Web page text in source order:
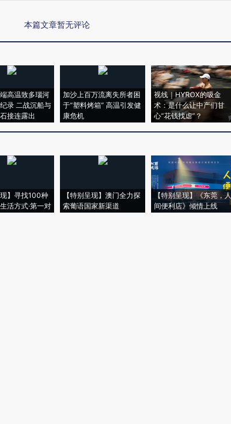
本篇文章暂无评论
高温致多瑙河
录 二战沉船与
接连露出
加沙上百万流离失所者困
于“塑料烤箱” 高温引发健
康危机
视线｜HYROX的吸金
术：是什么让中产们甘
心“花钱找虐”？
现】寻找100种
活方式·第一对
【特别呈现】澳门全力探
索葡语国家新渠道
【特别呈现】《东莞，人
间便利店》倾情上线